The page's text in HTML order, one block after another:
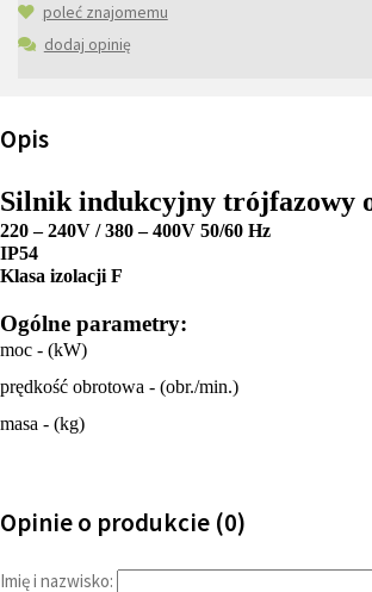
poleć znajomemu
dodaj opinię
Opis
Silnik indukcyjny trójfazowy
220 – 240V / 380 – 400V 50/60 Hz
IP54
Klasa izolacji F
Ogólne parametry:
moc - (kW)
prędkość obrotowa - (obr./min.)
masa - (kg)
Opinie o produkcie (0)
Imię i nazwisko: